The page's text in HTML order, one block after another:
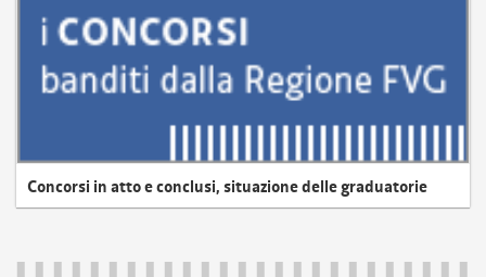
Concorsi in atto e conclusi, situazione delle graduatorie